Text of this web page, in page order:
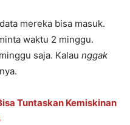
mereka bisa masuk.
waktu 2 minggu.
saja. Kalau nggak
Tuntaskan Kemiskinan